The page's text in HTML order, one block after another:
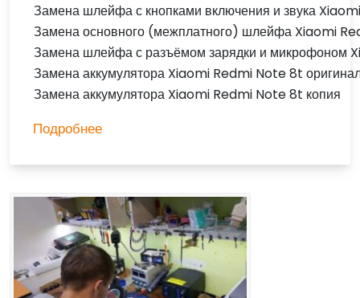
Замена шлейфа с кнопками включения и звука
Замена основного (межплатного) шлейфа Xiaomi
Замена шлейфа с разъёмом зарядки и микрофоном
Замена аккумулятора Xiaomi Redmi Note 8t
Замена аккумулятора Xiaomi Redmi Note 8t копия
Подробнее